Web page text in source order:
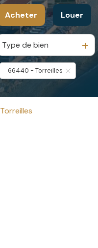
Acheter
De l'ancien
De l'immo pro
Louer
De
Type de bien
66440 - Torreilles
Torreilles